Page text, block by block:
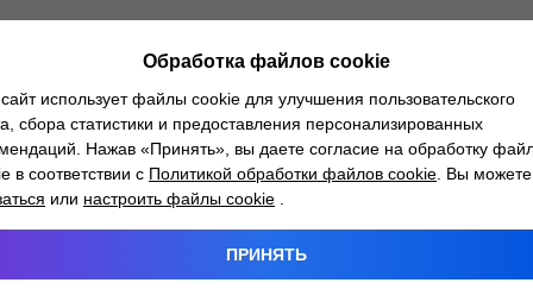
чаще стоит менять
вы видите частички
нагрузках
в системе падает.
машины в условиях
жидкость.
состав другого
старый.
Обработка файлов cookie
использует файлы cookie для улучшения пользовательского
сбора статистики и предоставления персонализированных
Нажав «Принять», вы даете согласие на обработку
в соответствии с Политикой обработки файлов cookie . Вы можете
или настроить файлы cookie
ПРИНЯТЬ